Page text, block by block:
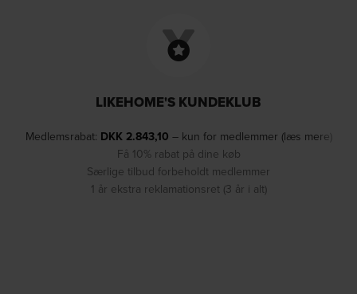
LIKEHOME'S KUNDEKLUB
Medlemsrabat: DKK2.843,10 – kun for medlemmer (læs mere)
Få 10% rabat på dine køb
Særlige tilbud forbeholdt medlemmer
1 år ekstra reklamationsret (3 år i alt)